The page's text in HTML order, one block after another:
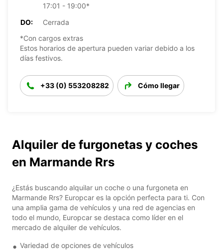
17:01 - 19:00*
DO:
Cerrada
*Con cargos extras
Estos horarios de apertura pueden variar debido a los
días festivos.
+33 (0) 553208282 Cómo llegar
Alquiler de furgonetas y coches
en Marmande Rrs
¿Estás buscando alquilar un coche o una furgoneta en
Marmande Rrs? Europcar es la opción perfecta para ti. Con
una amplia gama de vehículos y una red de agencias en
todo el mundo, Europcar se destaca como líder en el
mercado de alquiler de vehículos.
Variedad de opciones de vehículos